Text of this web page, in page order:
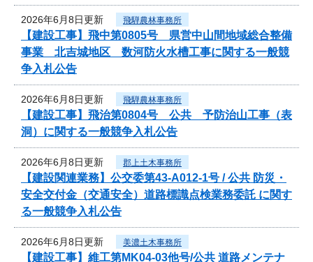
2026年6月8日更新 飛騨農林事務所
【建設工事】飛中第0805号 県営中山間地域総合整備
事業 北吉城地区 数河防火水槽工事に関する一般競
争入札公告
2026年6月8日更新 飛騨農林事務所
【建設工事】飛治第0804号 公共 予防治山工事（表
洞）に関する一般競争入札公告
2026年6月8日更新 郡上土木事務所
【建設関連業務】公交委第43-A012-1号 / 公共 防災・
安全交付金（交通安全）道路標識点検業務委託 に関す
る一般競争入札公告
2026年6月8日更新 美濃土木事務所
【建設工事】維工第MK04-03他号/公共 道路メンテナ